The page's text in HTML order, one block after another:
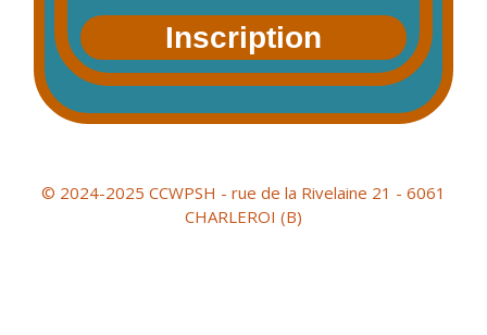
Inscription
© 2024-2025 CCWPSH - rue de la Rivelaine 21 - 6061
CHARLEROI (B)